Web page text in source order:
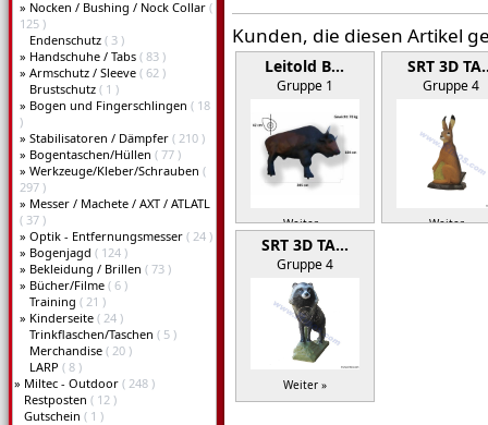
» Nocken / Bushing / Nock Collar (
125 )
Endenschutz ( 3 )
» Handschuhe / Tabs ( 83 )
» Armschutz / Sleeve ( 62 )
Brustschutz ( 1 )
» Bogen und Fingerschlingen ( 18
)
» Stabilisatoren / Dämpfer ( 210 )
» Bogentaschen/Hüllen ( 77 )
» Werkzeuge/Kleber/Schrauben (
297 )
» Messer / Machete / AXT / ATLATL
( 37 )
» Optik - Entfernungsmesser ( 24 )
» Bogenjagd ( 124 )
» Bekleidung / Brillen ( 73 )
» Bücher/Filme ( 6 )
Training ( 21 )
» Kinderseite ( 24 )
Trinkflaschen/Taschen ( 5 )
Merchandise ( 20 )
LARP ( 8 )
» Miltec - Outdoor ( 248 )
Restposten ( 12 )
Gutschein ( 1 )
Kunden, die diesen Artikel
Leitold B…
Gruppe 1
Weiter »
SRT 3D
Gruppe 4
Weiter »
SRT 3D TA…
Gruppe 4
Weiter »